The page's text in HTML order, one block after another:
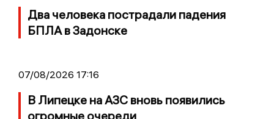
Два человека пострадали падения
БПЛА в Задонске
07/08/2026 17:16
В Липецке на АЗС вновь появились
огромные очереди